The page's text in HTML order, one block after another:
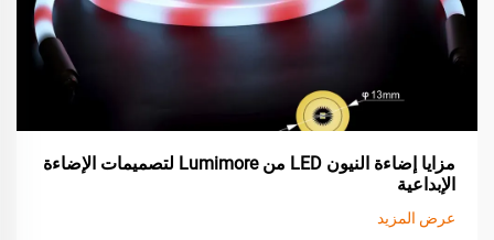
مزايا إضاءة النيون LED من Lumimore لتصميمات الإضاءة
الإبداعية
عرض المزيد